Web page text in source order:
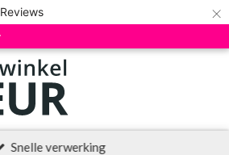
Reviews ×
Snelle verwerking